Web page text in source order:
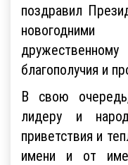
поздравил
новогодними
благополучия и
В свою
лидеру и
приветствия и
имени и от